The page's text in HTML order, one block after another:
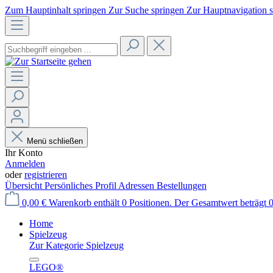
Zum Hauptinhalt springen Zur Suche springen Zur Hauptnavigation
Menü schließen
Ihr Konto
Anmelden
oderregistrieren
Übersicht Persönliches Profil Adressen Bestellungen
0,00 € Warenkorb enthält 0 Positionen. Der Gesamtwert beträgt
Home
Spielzeug
Zur Kategorie Spielzeug
LEGO®